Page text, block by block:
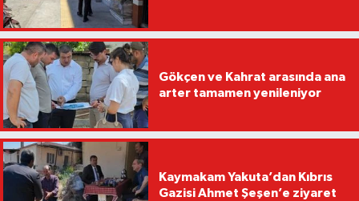
Gökçen ve Kahrat arasında ana
arter tamamen yenileniyor
Kaymakam Yakuta’dan Kıbrıs
Gazisi Ahmet Şeşen’e ziyaret